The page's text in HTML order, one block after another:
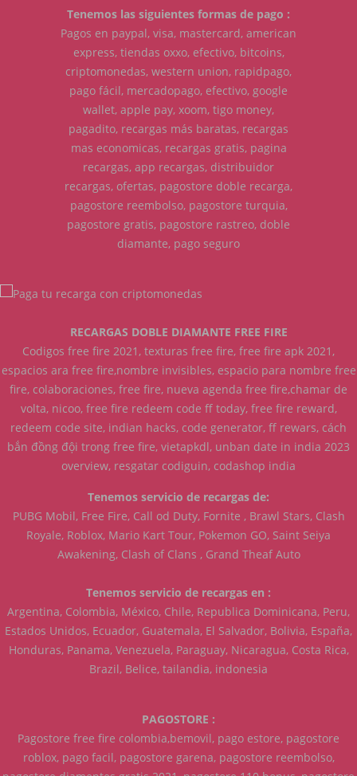
Tenemos las siguientes formas de pago :
Pagos en paypal, visa, mastercard, american
express, tiendas oxxo, efectivo, bitcoins,
criptomonedas, western union, rapidpago,
pago fácil, mercadopago, efectivo, google
wallet, apple pay, xoom, tigo money,
pagadito, recargas más baratas, recargas
mas economicas, recargas gratis, pagina
recargas, app recargas, distribuidor
recargas, ofertas, pagostore doble recarga,
pagostore reembolso, pagostore turquia,
pagostore gratis, pagostore rastreo, doble
diamante, pago seguro
RECARGAS DOBLE DIAMANTE FREE FIRE
Codigos free fire 2021, texturas free fire, free fire apk 2021,
espacios ara free fire,nombre invisibles, espacio para nombre free
fire, colaboraciones, free fire, nueva agenda free fire,chamar de
volta, nicoo, free fire redeem code ff today, free fire reward,
redeem code site, indian hacks, code generator, ff rewars, cách
bắn đồng đội trong free fire, vietapkdl, unban date in india 2023
overview, resgatar codiguin, codashop india
Tenemos servicio de recargas de:
PUBG Mobil, Free Fire, Call od Duty, Fornite , Brawl Stars, Clash
Royale, Roblox, Mario Kart Tour, Pokemon GO, Saint Seiya
Awakening, Clash of Clans , Grand Theaf Auto
Tenemos servicio de recargas en :
Argentina, Colombia, México, Chile, Republica Dominicana, Peru,
Estados Unidos, Ecuador, Guatemala, El Salvador, Bolivia, España,
Honduras, Panama, Venezuela, Paraguay, Nicaragua, Costa Rica,
Brazil, Belice, tailandia, indonesia
PAGOSTORE :
Pagostore free fire colombia,bemovil, pago estore, pagostore
roblox, pago facil, pagostore garena, pagostore reembolso,